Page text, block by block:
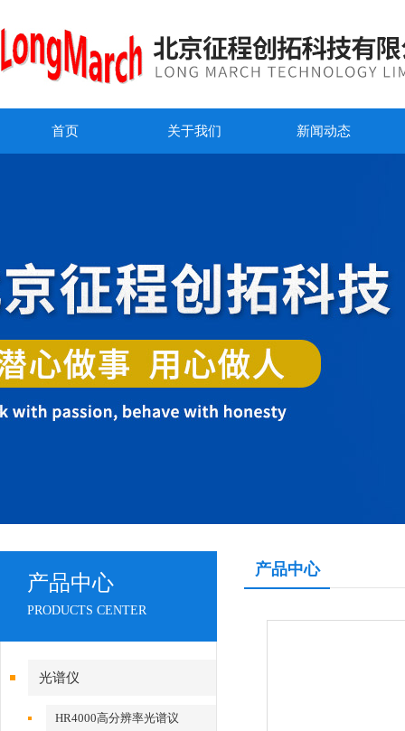
首页 关于我们 新闻动态
产品中心
PRODUCTS CENTER
光谱仪
HR4000高分辨率光谱议
产品中心